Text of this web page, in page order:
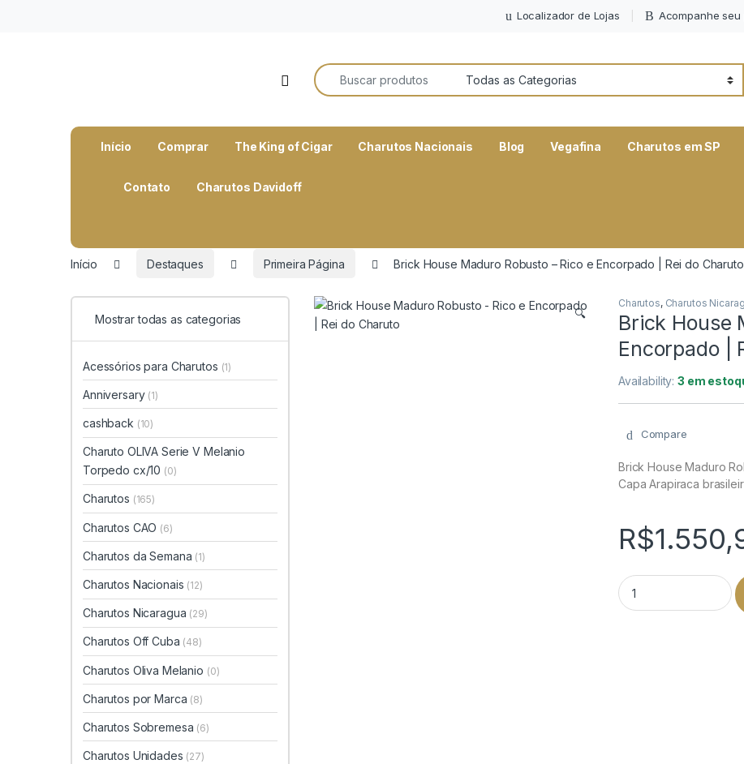
Localizador de Lojas Acompanhe seu
Open
Search for:
Início Comprar The King of Cigar Charutos Nacionais Blog Vegafina Charutos em SP
Contato Charutos Davidoff
Início Destaques Primeira Página Brick House Maduro Robusto – Rico e Encorpado | Rei do Charuto
🔍
Charutos, Charutos
Brick House
Encorpado |
Availability:3 em
Compare
Brick House Maduro
Capa Arapiraca
R$
Brick House Maduro
Mostrar todas as categorias
Acessórios para Charutos (1)
Anniversary (1)
cashback (10)
Charuto OLIVA Serie V Melanio
Torpedo cx/10 (0)
Charutos (165)
Charutos CAO (6)
Charutos da Semana (1)
Charutos Nacionais (12)
Charutos Nicaragua (29)
Charutos Off Cuba (48)
Charutos Oliva Melanio (0)
Charutos por Marca (8)
Charutos Sobremesa (6)
Charutos Unidades (27)